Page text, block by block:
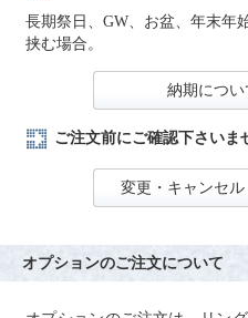
長期祭日、GW、お盆、年末年
挟む場合。
納期につ
ご注文前にご確認下さいま
変更・キャンセ
オプションのご注文について